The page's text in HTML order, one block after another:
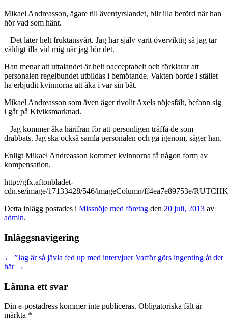
Mikael Andreasson, ägare till äventyrslandet, blir illa berörd när han
hör vad som hänt.
– Det låter helt fruktansvärt. Jag har själv varit överviktig så jag tar
väldigt illa vid mig när jag hör det.
Han menar att uttalandet är helt oacceptabelt och förklarar att
personalen regelbundet utbildas i bemötande. Vakten borde i stället
ha erbjudit kvinnorna att åka i var sin båt.
Mikael Andreasson som även äger tivolit Axels nöjesfält, befann sig
i går på Kiviksmarknad.
– Jag kommer åka härifrån för att personligen träffa de som
drabbats. Jag ska också samla personalen och gå igenom, säger han.
Enligt Mikael Andreasson kommer kvinnorna få någon form av
kompensation.
http://gfx.aftonbladet-
cdn.se/image/17133428/546/imageColumn/ff4ea7e89753e/
Detta inlägg postades i Missnöje med företag den 20 juli, 2013 av
admin.
Inläggsnavigering
← ”Jag är så jävla fed up med intervjuer Varför görs ingenting åt det
här →
Lämna ett svar
Din e-postadress kommer inte publiceras. Obligatoriska fält är
märkta *